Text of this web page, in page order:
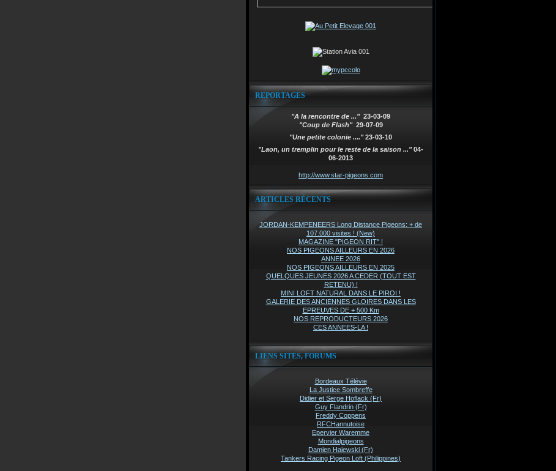
REPORTAGES
"A la rencontre de ..." 23-03-09
"Coup de Flash"29-07-09
"Une petite colonie ...."23-03-10
"Laon, un tremplin pour le reste de la saison ..."04-
06-2013
http://www.star-pigeons.com
ARTICLES RÉCENTS
JORDAN-KEMPENEERS Long Distance Pigeons: + de
107.000 visites ! (New)
MAGAZINE "PIGEON RIT" !
NOS PIGEONS AILLEURS EN 2026
ANNEE 2026
NOS PIGEONS AILLEURS EN 2025
QUELQUES JEUNES 2026 A CEDER (TOUT EST
RETENU) !
MINI LOFT NATURAL DANS LE PIROI !
GALERIE DES ANCIENNES GLOIRES DANS LES
EPREUVES DE + 500 Km
NOS REPRODUCTEURS 2026
CES ANNEES-LA !
LIENS SITES, FORUMS
Bordeaux Télévie
La Justice Sombreffe
Didier et Serge Hoflack (Fr)
Guy Flandrin (Fr)
Freddy Coppens
RFCHannutoise
Epervier Waremme
Mondialpigeons
Damien Hajewski (Fr)
Tankers Racing Pigeon Loft (Philippines)